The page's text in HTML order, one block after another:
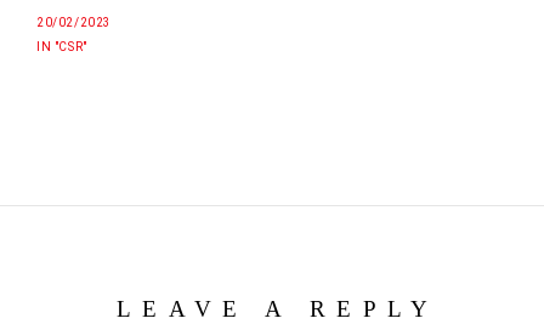
20/02/2023
IN "CSR"
LEAVE A REPLY